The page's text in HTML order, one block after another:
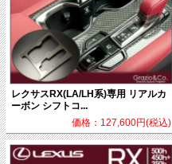
レクサスRX(LA/LH系)専用 リアルカ
ーボン シフトコ...
価格：127,600円(税込)